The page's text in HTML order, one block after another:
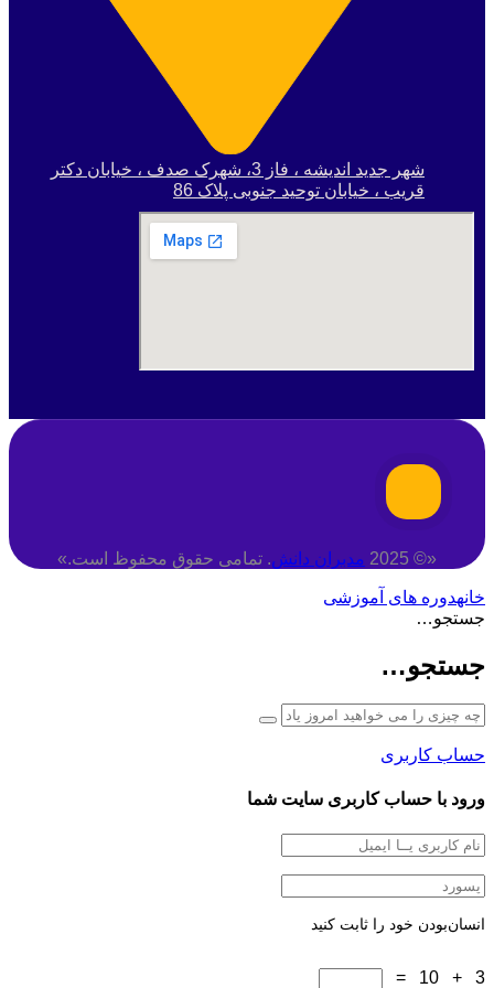
شهر جدید اندیشه ، فاز 3، شهرک صدف ، خیابان دکتر
قریب ، خیابان توحید جنوبی پلاک 86
«© 2025 مدبران دانش. تمامی حقوق محفوظ است.»
خانهدوره های آموزشی
جستجو…
جستجو…
حساب کاربری
ورود با حساب کاربری سایت شما
انسان‌بودن خود را ثابت کنید
3 + 10 =